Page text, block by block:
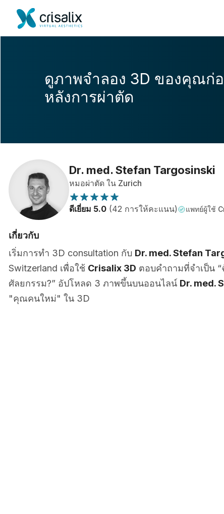
ดูภาพจำลอง 3D ของคุณก่
หลังการผ่าตัด
Dr. med. Stefan Targosinski
หมอผ่าตัด ใน Zurich
ดีเยี่ยม 5.0 (42 การให้คะแนน) แพทย์ผู้ใช้
เกี่ยวกับ
เริ่มการทำ 3D consultation กับ Dr. med. Stefan
Switzerland เพื่อใช้ Crisalix 3D ตอบคำถามที่จำเป็น
ศัลยกรรม?” อัปโหลด 3 ภาพขึ้นบนออนไลน์ Dr. med.
"คุณคนใหม่" ใน 3D